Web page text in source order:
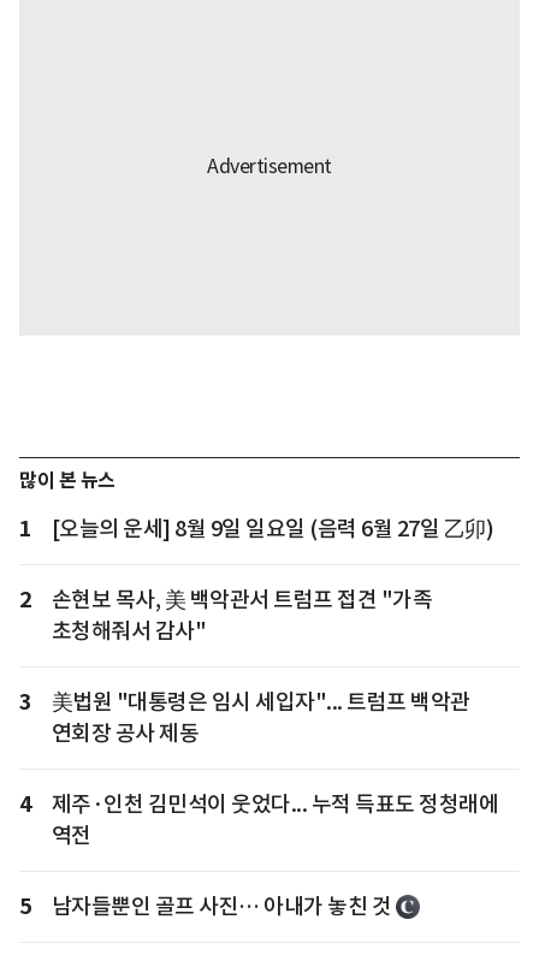
많이 본 뉴스
1 [오늘의 운세] 8월 9일 일요일 (음력 6월 27일 乙卯)
2
손현보 목사, 美 백악관서 트럼프 접견 "가족
초청해줘서 감사"
3
美법원 "대통령은 임시 세입자"... 트럼프 백악관
연회장 공사 제동
4
제주·인천 김민석이 웃었다... 누적 득표도 정청래에
역전
5 남자들뿐인 골프 사진… 아내가 놓친 것